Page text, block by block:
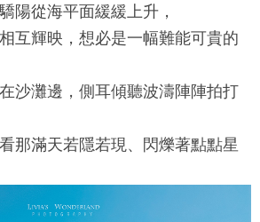
陽從海平面緩緩上升，
互輝映，想必是一幅難能可貴的
沙灘邊，側耳傾聽波濤陣陣拍打
那滿天若隱若現、閃爍著點點星